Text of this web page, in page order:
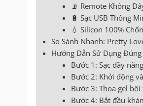
📡 Remote Không
🔋 Sạc USB Thông
💧 Silicon 100%
So Sánh Nhanh: Pretty
Hướng Dẫn Sử Dụng
Bước 1: Sạc đầy
Bước 2: Khởi động
Bước 3: Thoa gel
Bước 4: Bắt đầu